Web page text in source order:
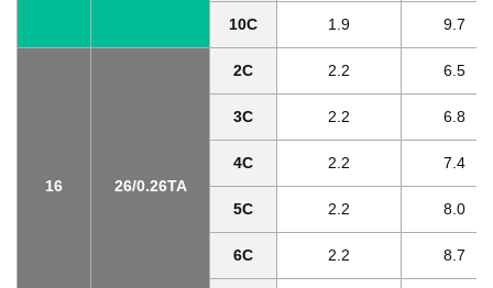
10C 1.9 9.7
16 26/0.26TA
2C 2.2 6.5
3C 2.2 6.8
4C 2.2 7.4
5C 2.2 8.0
6C 2.2 8.7